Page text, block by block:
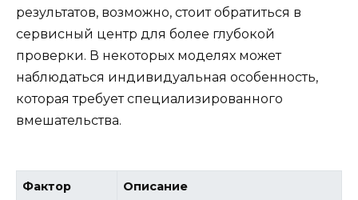
результатов, возможно, стоит обратиться в
сервисный центр для более глубокой
проверки. В некоторых моделях может
наблюдаться индивидуальная особенность,
которая требует специализированного
вмешательства.
Фактор Описание